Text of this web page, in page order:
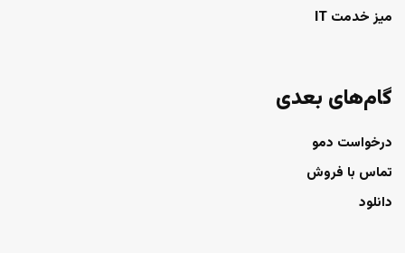
میز خدمت IT
گام‌های بعدی
درخواست دمو
تماس با فروش
دانلود